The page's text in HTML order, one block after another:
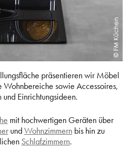
präsentieren wir Möbel
Wohnbereiche sowie Accessoires,
und Einrichtungsideen.
mit hochwertigen Geräten über
undWohnzimmernbis hin zu
Schlafzimmern.